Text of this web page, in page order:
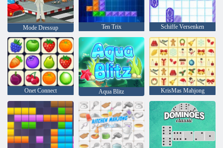
Mode Dressup Ten Trix Schiffe Versenken
Onet Connect Aqua Blitz KrisMas Mahjong